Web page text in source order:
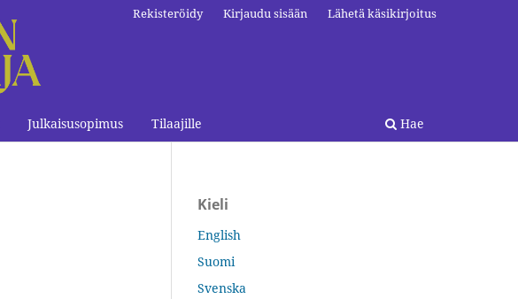
Julkaisusopimus Tilaajille Hae
Rekisteröidy Kirjaudu sisään Lähetä käsikirjoitus
Kieli
English
Suomi
Svenska